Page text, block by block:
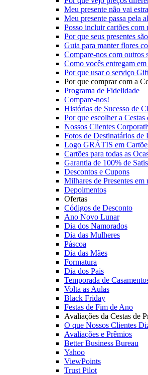
Meu presente não vai
Meu presente passa pela
Posso incluir cartões com
Por que seus presentes
Guia para manter flores
Compare-nos com outros
Como vocês entregam
Por que usar o serviço
Por que comprar com a
Programa de Fidelidade
Compare-nos!
Histórias de Sucesso de
Por que escolher a Cestas
Nossos Clientes
Fotos de Destinatários de
Logo GRÁTIS em
Cartões para todas as
Garantia de 100% de
Descontos e Cupons
Milhares de Presentes em
Depoimentos
Ofertas
Códigos de Desconto
Ano Novo Lunar
Dia dos Namorados
Dia das Mulheres
Páscoa
Dia das Mães
Formatura
Dia dos Pais
Temporada de
Volta as Aulas
Black Friday
Festas de Fim de Ano
Avaliações da Cestas de
O que Nossos Clientes
Avaliações e Prêmios
Better Business Bureau
Yahoo
ViewPoints
Trust Pilot